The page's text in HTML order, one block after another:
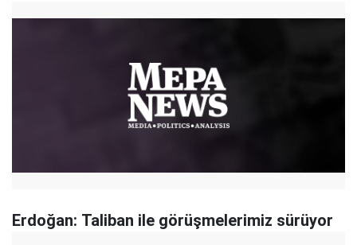
Erdoğan: Taliban ile görüşmelerimiz sürüyor